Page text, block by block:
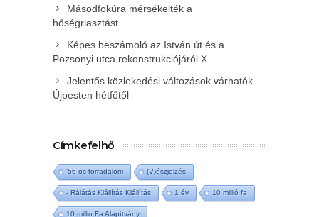
Másodfokúra mérsékelték a
hőségriasztást
Képes beszámoló az István út és a
Pozsonyi utca rekonstrukciójáról X.
Jelentős közlekedési változások várhatók
Újpesten hétfőtől
Címkefelhő
'56-os forradalom (V)észjelzés
- Rálátás Kiállítás Kiállítás 1 év 10 millió fa
10 millió Fa Alapítvány